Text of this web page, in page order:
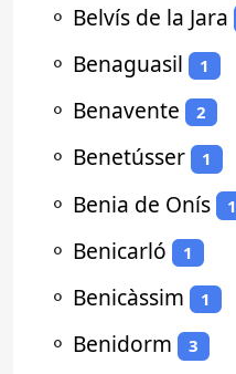
⚬ Belvís de la Jara
⚬ Benaguasil 1
⚬ Benavente 2
⚬ Benetússer 1
⚬ Benia de Onís 1
⚬ Benicarló 1
⚬ Benicàssim 1
⚬ Benidorm 3